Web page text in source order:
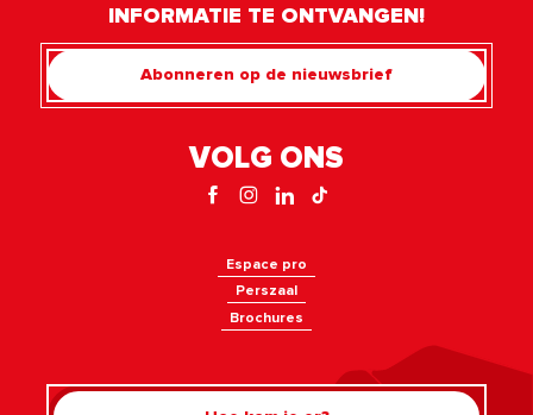
Rechercher
INFORMATIE TE ONTVANGEN!
Abonneren op de nieuwsbrief
VOLG ONS
Espace pro
Perszaal
Brochures